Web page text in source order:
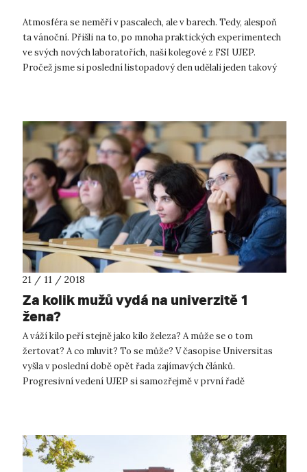
Atmosféra se neměří v pascalech, ale v barech. Tedy, alespoň
ta vánoční. Přišli na to, po mnoha praktických experimentech
ve svých nových laboratořích, naši kolegové z FSI UJEP.
Pročež jsme si poslední listopadový den udělali jeden takový
21 / 11 / 2018
Za kolik mužů vydá na univerzitě 1
žena?
A váží kilo peří stejně jako kilo železa? A může se o tom
žertovat? A co mluvit? To se může? V časopise Universitas
vyšla v poslední době opět řada zajímavých článků.
Progresivní vedení UJEP si samozřejmě v první řadě